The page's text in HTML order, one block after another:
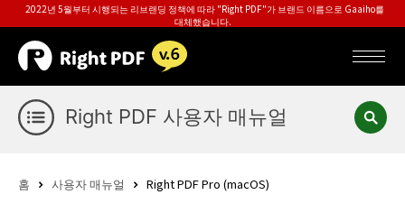
2022년 5월부터 시행되는 리브랜딩 정책에 따라 "Right PDF"가 브랜드 이름으로 Gaaiho를
대체했습니다.
Right PDF 사용자 매뉴얼
홈 사용자 매뉴얼 Right PDF Pro (macOS)